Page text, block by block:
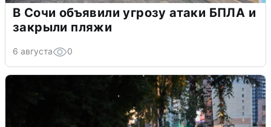
В Сочи объявили угрозу атаки БПЛА и
закрыли пляжи
6 августа 0